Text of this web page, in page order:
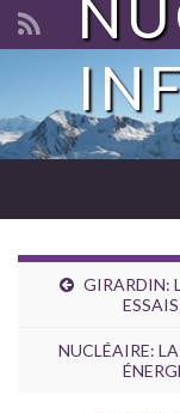
GIRARDIN:
NUCLÉAIRE: